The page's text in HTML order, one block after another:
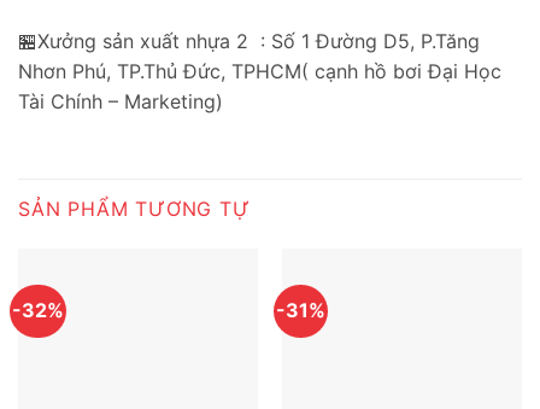
🏪Xưởng sản xuất nhựa 2 : Số 1 Đường D5, P.Tăng
Nhơn Phú, TP.Thủ Đức, TPHCM( cạnh hồ bơi Đại Học
Tài Chính – Marketing)
SẢN PHẨM TƯƠNG TỰ
-32% -31%